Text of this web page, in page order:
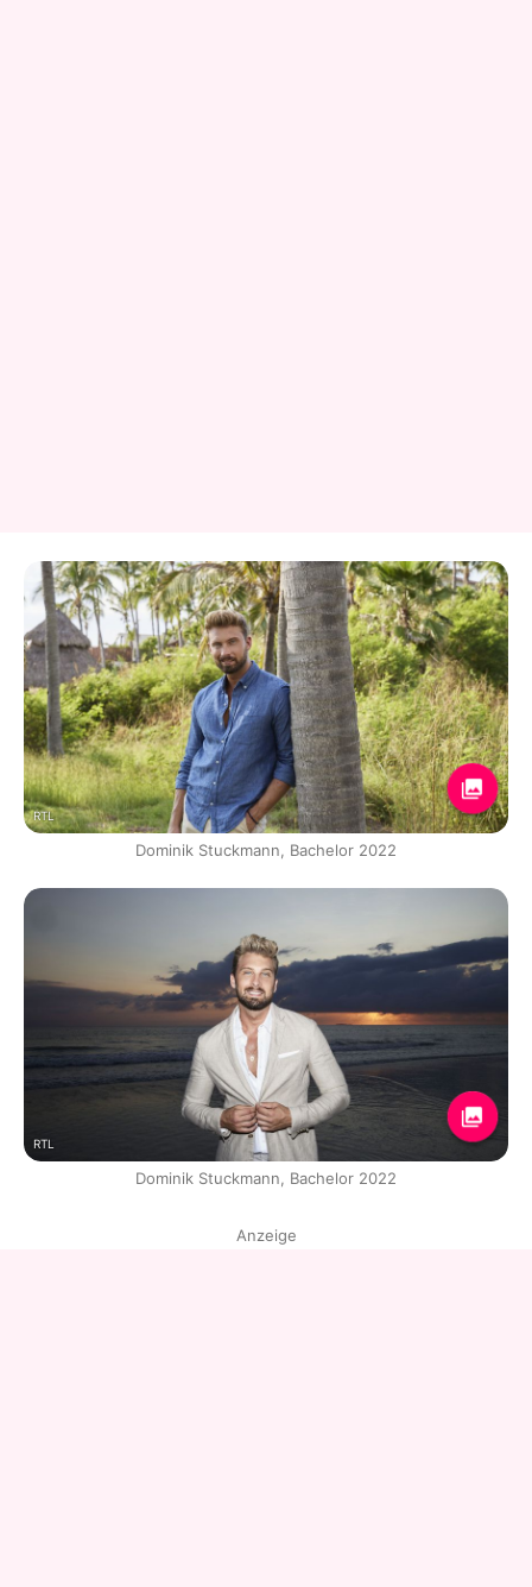
RTL
Dominik Stuckmann, Bachelor 2022
RTL
Dominik Stuckmann, Bachelor 2022
Anzeige